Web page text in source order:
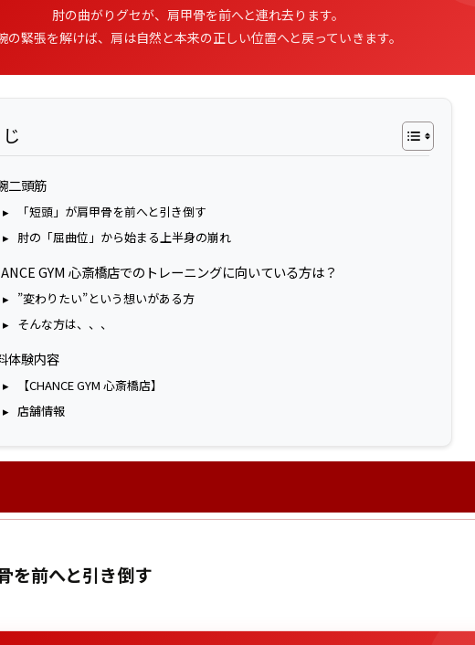
肘の曲がりグセが、肩甲骨を前へと連れ去ります。
の緊張を解けば、肩は自然と本来の正しい位置へと戻っていきます。
二頭筋
「短頭」が肩甲骨を前へと引き倒す
肘の「屈曲位」から始まる上半身の崩れ
GYM 心斎橋店でのトレーニングに向いている方は？
”変わりたい”という想いがある方
そんな方は、、、
体験内容
【CHANCE GYM 心斎橋店】
店舗情報
を前へと引き倒す